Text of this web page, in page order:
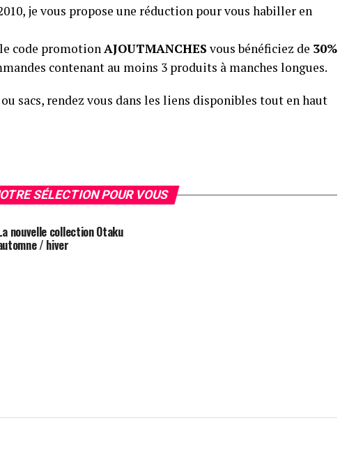
je vous propose une réduction pour vous habiller en
code promotionAJOUTMANCHES vous bénéficiez de 30%
contenant au moins 3 produits à manches longues.
sacs, rendez vous dans les liens disponibles tout en haut
SÉLECTION POUR VOUS
nouvelle collection Otaku
/ hiver